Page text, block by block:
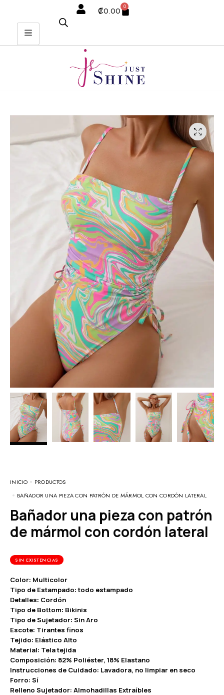
₡0.00 0
INICIO
PRODUCTOS
BAÑADOR UNA PIEZA CON PATRÓN DE MÁRMOL CON CORDÓN LATERAL
Bañador una pieza con patrón
de mármol con cordón lateral
SIN EXISTENCIAS
Color: Multicolor
Tipo de Estampado: todo estampado
Detalles: Cordón
Tipo de Bottom: Bikinis
Tipo de Sujetador: Sin Aro
Escote: Tirantes finos
Tejido: Elástico Alto
Material: Tela tejida
Composición: 82% Poliéster, 18% Elastano
Instrucciones de Cuidado: Lavadora, no limpiar en seco
Forro: Sí
Relleno Sujetador: Almohadillas Extraíbles